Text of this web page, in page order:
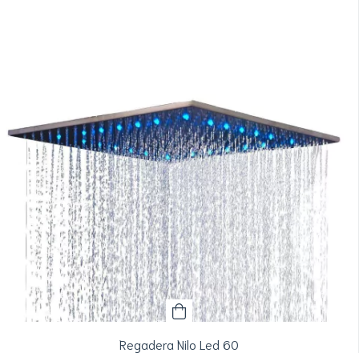
Regadera Nilo Led 60